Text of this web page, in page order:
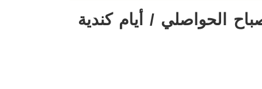
الحواصلي / أيام كندية